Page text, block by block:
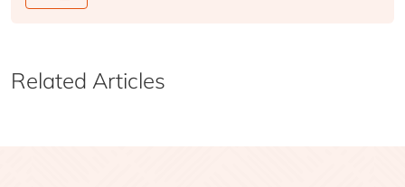
Related Articles